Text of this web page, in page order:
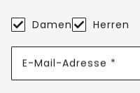
Damen Herren
E-Mail-Adresse *